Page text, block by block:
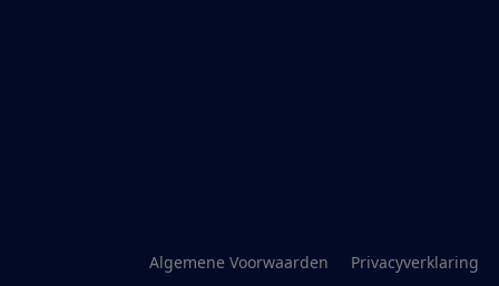
Algemene Voorwaarden Privacyverklaring